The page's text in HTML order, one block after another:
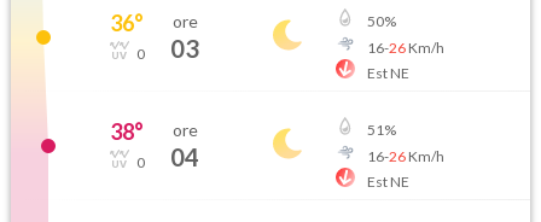
36°
0
ore
03
50%
16-26Km/h
Est NE
38°
0
ore
04
51%
16-26Km/h
Est NE